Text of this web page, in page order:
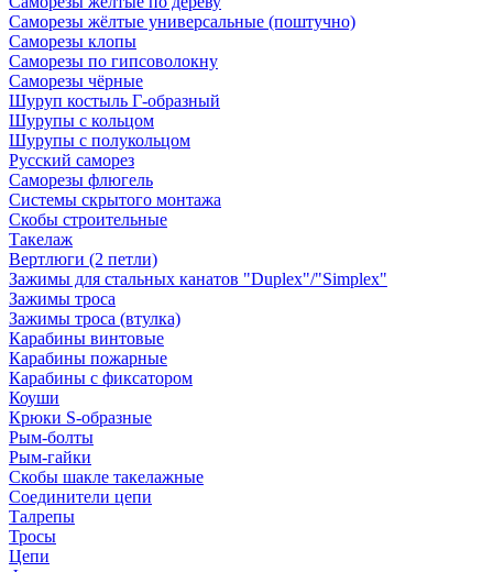
Саморезы жёлтые универсальные (поштучно)
Саморезы клопы
Саморезы по гипсоволокну
Саморезы чёрные
Шуруп костыль Г-образный
Шурупы с кольцом
Шурупы с полукольцом
Русский саморез
Саморезы флюгель
Системы скрытого монтажа
Скобы строительные
Такелаж
Вертлюги (2 петли)
Зажимы для стальных канатов "Duplex"/"Simplex"
Зажимы троса
Зажимы троса (втулка)
Карабины винтовые
Карабины пожарные
Карабины с фиксатором
Коуши
Крюки S-образные
Рым-болты
Рым-гайки
Скобы шакле такелажные
Соединители цепи
Талрепы
Тросы
Цепи